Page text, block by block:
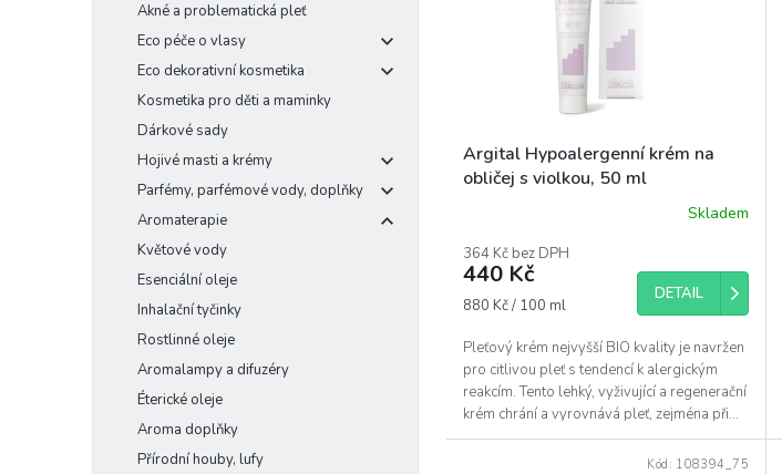
Akné a problematická pleť
Eco péče o vlasy
Eco dekorativní kosmetika
Kosmetika pro děti a maminky
Dárkové sady
Hojivé masti a krémy
Parfémy, parfémové vody, doplňky
Aromaterapie
Květové vody
Esenciální oleje
Inhalační tyčinky
Rostlinné oleje
Aromalampy a difuzéry
Éterické oleje
Aroma doplňky
Přírodní houby, lufy
k
t
Argital Hypoalergenní krém na
obličej s violkou, 50 ml
Skladem
364 Kč bez DPH
440 Kč
Měrná
880 Kč / 100 ml
DETAIL
Pleťový krém nejvyšší BIO kvality je navržen
pro citlivou pleť s tendencí k alergickým
reakcím. Tento lehký, vyživující a regenerační
krém chrání a vyrovnává pleť, zejména při...
Kód: 108394_75